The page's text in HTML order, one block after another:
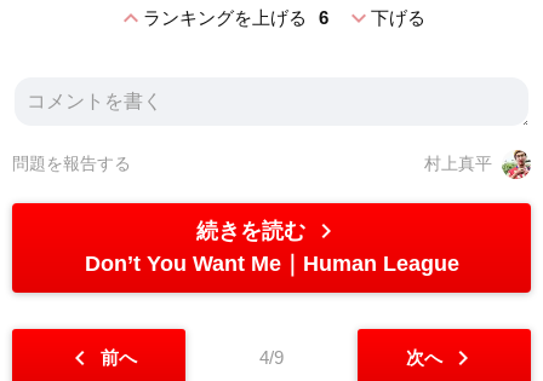
expand_lessランキングを上げる 6 expand_more下げる
村上真平
問題を報告する
続きを読む chevron_right
Don’t You Want Me Human League
chevron_left 前へ 4/9 次へ chevron_right